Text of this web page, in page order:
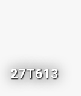
27T613